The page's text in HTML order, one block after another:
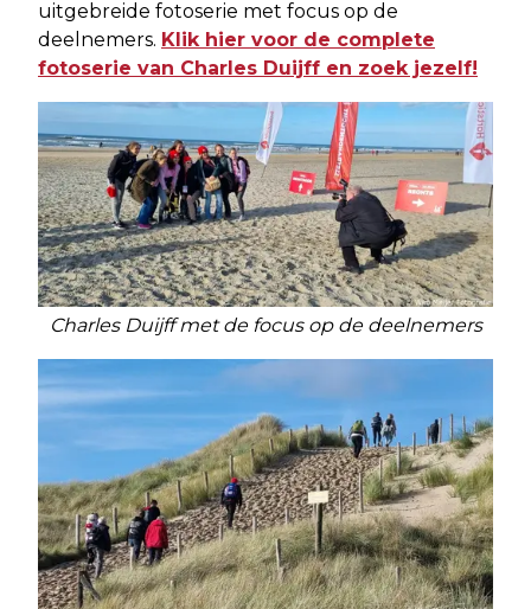
uitgebreide fotoserie met focus op de
deelnemers. Klik hier voor de complete
fotoserie van Charles Duijff en zoek jezelf!
Charles Duijff met de focus op de deelnemers